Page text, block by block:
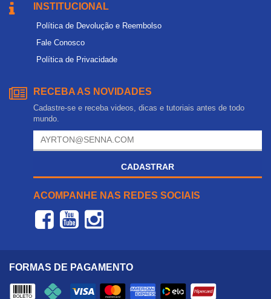
INSTITUCIONAL
Política de Devolução e Reembolso
Fale Conosco
Política de Privacidade
RECEBA AS NOVIDADES
Cadastre-se e receba videos, dicas e tutoriais antes de todo
mundo.
CADASTRAR
ACOMPANHE NAS REDES SOCIAIS
FORMAS DE PAGAMENTO